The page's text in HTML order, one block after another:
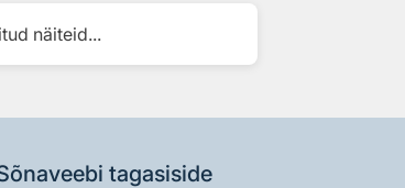
näiteid...
tagasiside